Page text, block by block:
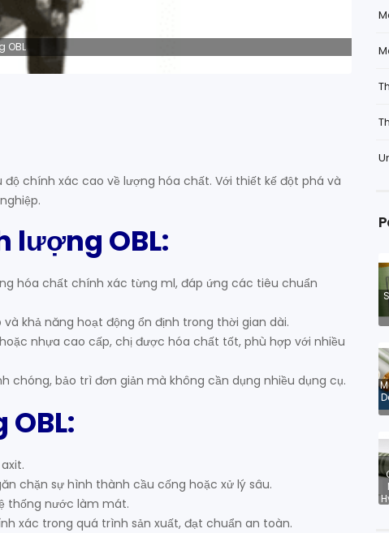
OBL
chính xác cao về lượng hóa chất. Với thiết kế đột phá và
lượng OBL:
hóa chất chính xác từng ml, đáp ứng các tiêu chuẩn
khả năng hoạt động ổn định trong thời gian dài.
nhựa cao cấp, chị được hóa chất tốt, phù hợp với nhiều
chóng, bảo trì đơn giản mà không cần dụng nhiều dụng cụ.
chặn sự hình thành cầu cống hoặc xử lý sâu.
thống nước làm mát.
xác trong quá trình sản xuất, đạt chuẩn an toàn.